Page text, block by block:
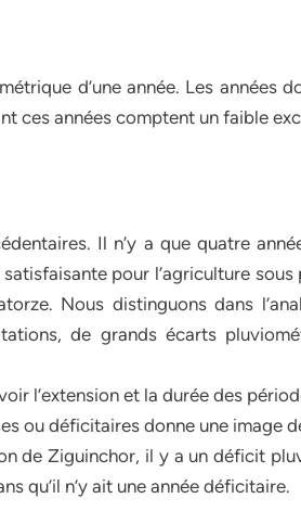
d’une année. Les années
ces années comptent un faible
Il n’y a que quatre
pour l’agriculture
Nous distinguons dans
de grands écarts
l’extension et la durée des
ou déficitaires donne une image
de Ziguinchor, il y a un déficit
qu’il n’y ait une année déficitaire.